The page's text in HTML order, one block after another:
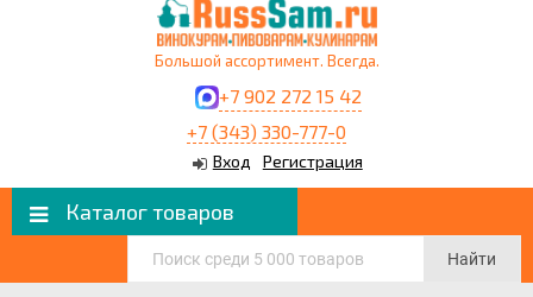
Большой ассортимент. Всегда.
+7 902 272 15 42
+7 (343) 330-777-0
Вход Регистрация
Каталог товаров
Найти